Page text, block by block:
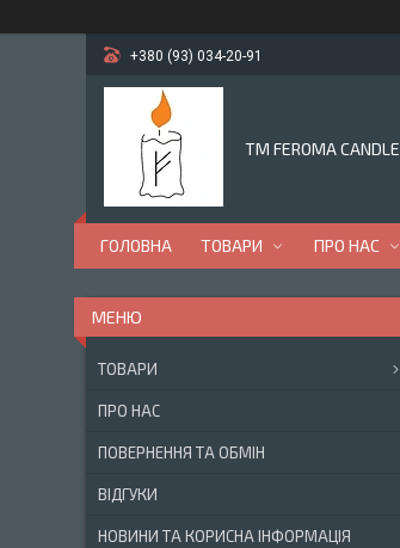
+380 (93) 034-20-91
TM FEROMA CANDLE
ГОЛОВНА ТОВАРИ ПРО НАС
ТОВАРИ
ПРО НАС
ПОВЕРНЕННЯ ТА ОБМІН
ВІДГУКИ
НОВИНИ ТА КОРИСНА ІНФОРМАЦІЯ